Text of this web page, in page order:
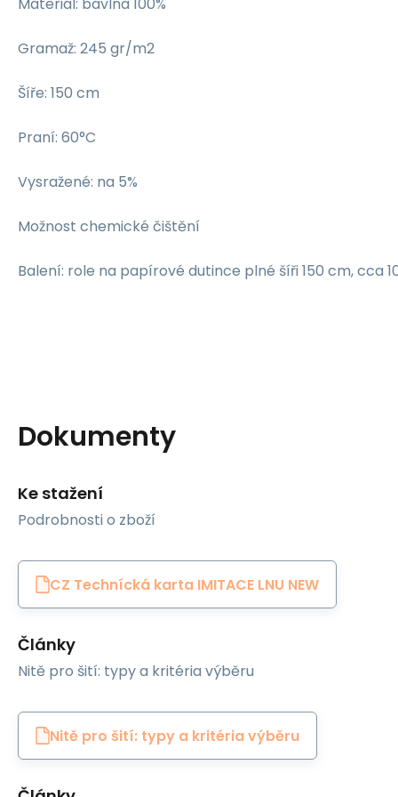
Materiál: bavlna 100%
Gramaž: 245 gr/m2
Šíře: 150 cm
Praní: 60°C
Vysražené: na 5%
Možnost chemické čištění
Balení: role na papírové dutince plné šíři 150 cm, cca
Dokumenty
Ke stažení
Podrobnosti o zboží
CZ Technícká karta IMITACE LNU NEW
Články
Nitě pro šití: typy a kritéria výběru
Nitě pro šití: typy a kritéria výběru